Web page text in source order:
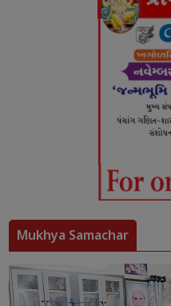
Mukhya Samachar